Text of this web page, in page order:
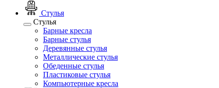
Стулья
Стулья
Барные кресла
Барные стулья
Деревянные стулья
Металлические стулья
Обеденные стулья
Пластиковые стулья
Компьютерные кресла